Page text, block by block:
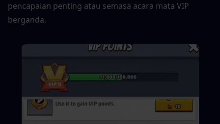
pencapaian penting atau semasa acara mata VIP
berganda.